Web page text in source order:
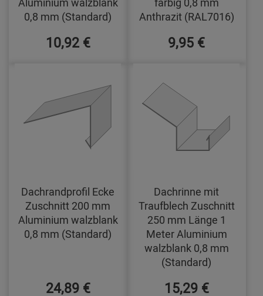
0,8 mm (Standard)
10,92 €
Anthrazit (RAL7016)
9,95 €
Dachrandprofil Ecke
Zuschnitt 200 mm
Aluminium walzblank
0,8 mm (Standard)
24,89 €
Dachrinne mit
Traufblech Zuschnitt
250 mm Länge 1
Meter Aluminium
walzblank 0,8 mm
(Standard)
15,29 €